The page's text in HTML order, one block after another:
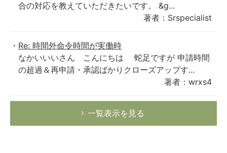
合の対応を教えていただきたいです。 &g...
著者：Srspecialist
Re: 時間外命令時間が実働時
なかいいいさん こんにちは 蛇足ですが 申請時間
の超過＆再申請・承認ばかりクローズアップす...
著者：wrxs4
一覧表示を見る